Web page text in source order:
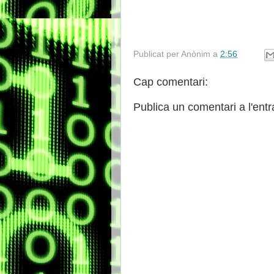
Publicat per Anònim a 2:56
Cap comentari:
Publica un comentari a